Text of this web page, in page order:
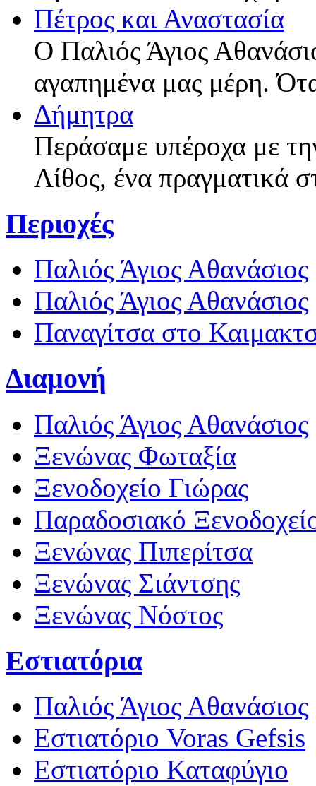
Πέτρος και Αναστασία
Ο Παλιός Άγιος
αγαπημένα μας μέρη.
Δήμητρα
Περάσαμε υπέροχα με
Λίθος, ένα πραγματικά
Περιοχές
Παλιός Άγιος Αθανάσιος
Παλιός Άγιος Αθανάσιος
Παναγίτσα στο
Διαμονή
Παλιός Άγιος Αθανάσιος
Ξενώνας Φωταξία
Ξενοδοχείο Γιώρας
Παραδοσιακό
Ξενώνας Πιπερίτσα
Ξενώνας Σιάντσης
Ξενώνας Νόστος
Εστιατόρια
Παλιός Άγιος Αθανάσιος
Εστιατόριο Voras Gefsis
Εστιατόριο Καταφύγιο